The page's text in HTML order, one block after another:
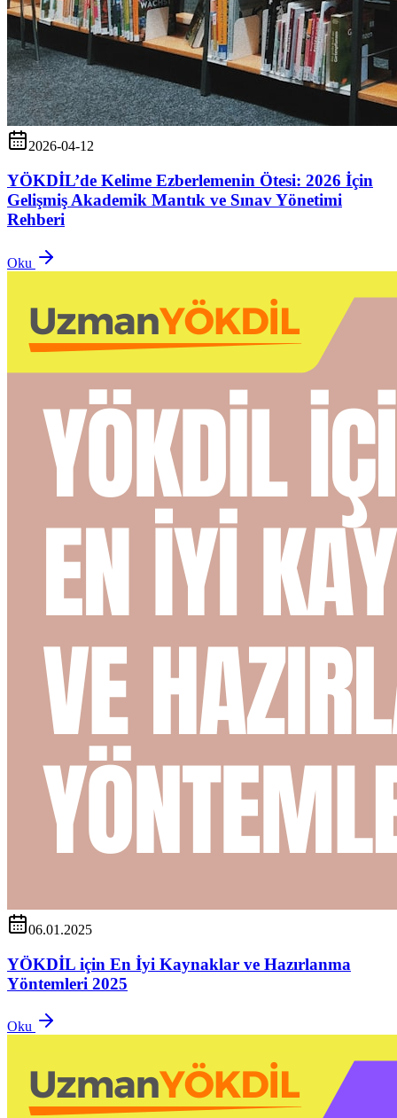
2026-04-12
YÖKDİL’de Kelime Ezberlemenin Ötesi: 2026 İçin
Gelişmiş Akademik Mantık ve Sınav Yönetimi
Rehberi
Oku
06.01.2025
YÖKDİL için En İyi Kaynaklar ve Hazırlanma
Yöntemleri 2025
Oku